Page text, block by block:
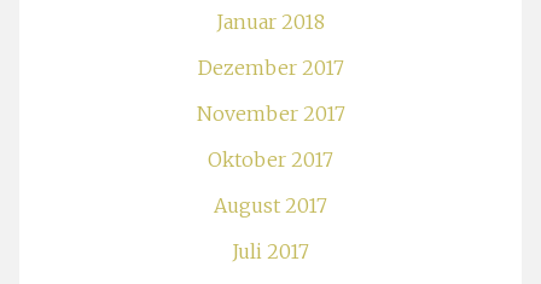
Januar 2018
Dezember 2017
November 2017
Oktober 2017
August 2017
Juli 2017